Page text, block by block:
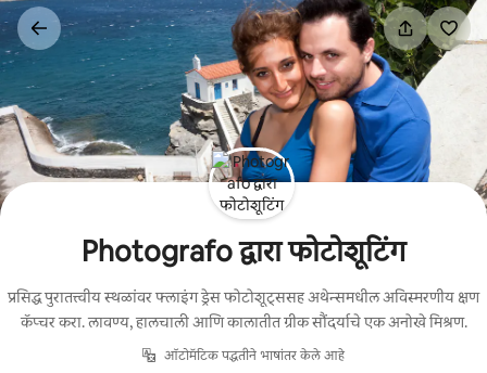
कंटेंटवर
जा
Photografo द्वारा फोटोशूटिंग
प्रसिद्ध पुरातत्त्वीय स्थळांवर फ्लाइंग ड्रेस फोटोशूट्ससह अथेन्समधील अविस्मरणीय क्षण
कॅप्चर करा. लावण्य, हालचाली आणि कालातीत ग्रीक सौंदर्याचे एक अनोखे मिश्रण.
ऑटोमॅटिक पद्धतीने भाषांतर केले आहे